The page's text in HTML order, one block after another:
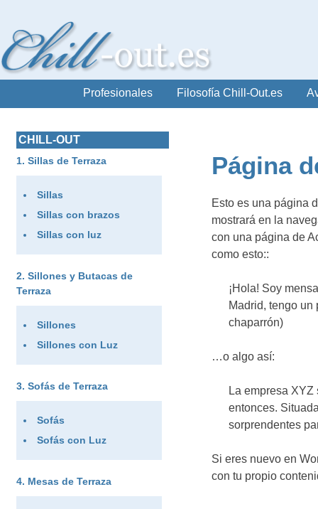
Profesionales Filosofía Chill-Out.es
Página
Esto es una página
mostrará en la
con una página de
como esto::
¡Hola! Soy
Madrid, tengo
chaparrón)
…o algo así:
La empresa
entonces.
sorprendentes
Si eres nuevo en
con tu propio
CHILL-OUT
Sillas de Terraza
Sillas
Sillas con brazos
Sillas con luz
Sillones y Butacas de
Terraza
Sillones
Sillones con Luz
Sofás de Terraza
Sofás
Sofás con Luz
Mesas de Terraza